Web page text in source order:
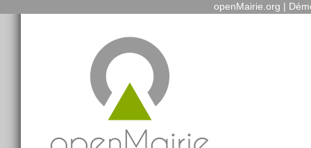
openMairie.org |